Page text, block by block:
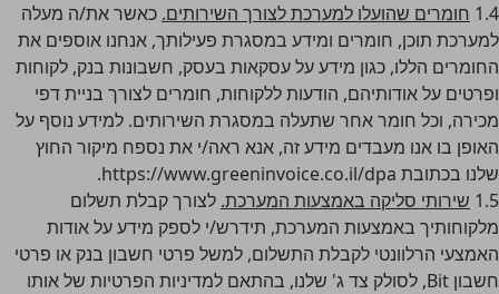
1.4 חומרים שהועלו למערכת לצורך השירותים. כאשר את/ה מעלה
למערכת תוכן, חומרים ומידע במסגרת פעילותך, אנחנו אוספים את
החומרים הללו, כגון מידע על עסקאות בעסק, חשבונות בנק, לקוחות
ופרטים על אודותיהם, הודעות ללקוחות, חומרים לצורך בניית דפי
מכירה, וכל חומר אחר שתעלה במסגרת השירותים. למידע נוסף על
האופן בו אנו מעבדים מידע זה, אנא ראה/י את נספח מיקור החוץ
שלנו בכתובת https://www.greeninvoice.co.il/dpa
.
1.5 שירותי סליקה באמצעות המערכת. לצורך קבלת תשלום
מלקוחותיך באמצעות המערכת, תידרש/י לספק מידע על אודות
האמצעי הרלוונטי לקבלת התשלום, למשל פרטי חשבון בנק או פרטי
חשבון Bit, לסולק צד ג' שלנו, בהתאם למדיניות הפרטיות של אותו